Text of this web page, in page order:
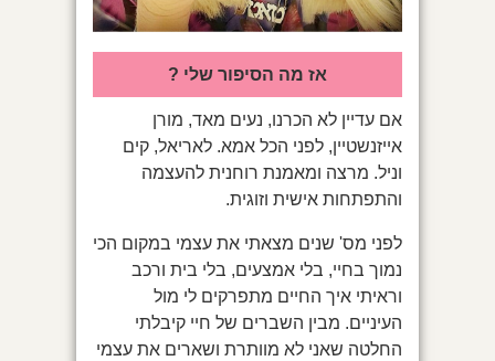
אז מה הסיפור שלי ?
אם עדיין לא הכרנו, נעים מאד, מורן
אייזנשטיין, לפני הכל אמא. לאריאל, קים
וניל. מרצה ומאמנת רוחנית להעצמה
והתפתחות אישית וזוגית.
לפני מס' שנים מצאתי את עצמי במקום הכי
נמוך בחיי, בלי אמצעים, בלי בית ורכב
וראיתי איך החיים מתפרקים לי מול
העיניים. מבין השברים של חיי קיבלתי
החלטה שאני לא מוותרת ושארים את עצמי